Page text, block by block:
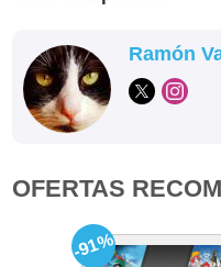
Ramón
OFERTAS
-91%